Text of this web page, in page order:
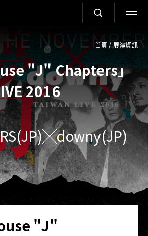
首頁 /展演資訊
"J" Chapters」
2016
"J"